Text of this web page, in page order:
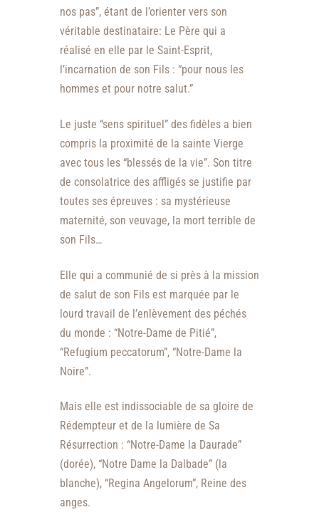
nos pas”, étant de l’orienter vers son
véritable destinataire: Le Père qui a
réalisé en elle par le Saint-Esprit,
l’incarnation de son Fils : “pour nous les
hommes et pour notre salut.”
Le juste “sens spirituel” des fidèles a bien
compris la proximité de la sainte Vierge
avec tous les “blessés de la vie”. Son titre
de consolatrice des affligés se justifie par
toutes ses épreuves : sa mystérieuse
maternité, son veuvage, la mort terrible de
son Fils…
Elle qui a communié de si près à la mission
de salut de son Fils est marquée par le
lourd travail de l’enlèvement des péchés
du monde : “Notre-Dame de Pitié”,
“Refugium peccatorum”, “Notre-Dame la
Noire”.
Mais elle est indissociable de sa gloire de
Rédempteur et de la lumière de Sa
Résurrection : “Notre-Dame la Daurade”
(dorée), “Notre Dame la Dalbade” (la
blanche), “Regina Angelorum”, Reine des
anges.